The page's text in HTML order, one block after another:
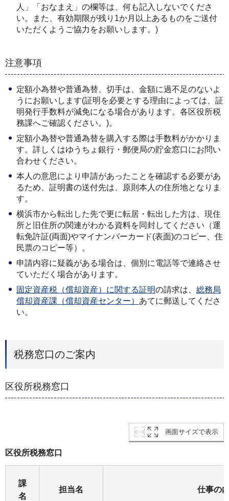
人」「おなまえ」の欄等は、何も記入しないでくださ
い。また、有効期限が残り1か月以上あるものをご送付
いただくようご協力をお願いします。)
注意事項
定額小為替や普通為替、切手は、金額に過不足のないよ
うにお願いします(証明を必要とする理由によっては、証
明発行手数料が減免になる場合があります。各区役所税
務課へご確認ください。)。
定額小為替や普通為替を購入する際は手数料がかかりま
す。詳しくはゆうちょ銀行・郵便局の貯金窓口にお問い
合わせください。
本人の意思により申請があったことを確認する必要があ
るため、証明書の送付先は、原則本人の住所地となりま
す。
横浜市から転出した先で更に転居・転出した方は、現住
所と旧住所の関連がわかる資料を同封してください（運
転免許証(両面)やマイナンバーカード(表面)のコピー、住
民票のコピー等）。
申請内容に疑義がある場合は、個別に電話等で連絡させ
ていただく場合があります。
固定資産税（償却資産）に関する証明の請求は、 総務局
償却資産課（償却資産センター） あてに郵送してくださ
い。
税務窓口のご案内
区役所税務窓口
画面サイズで表示
区役所税務窓口
課
名
担当名 仕事の